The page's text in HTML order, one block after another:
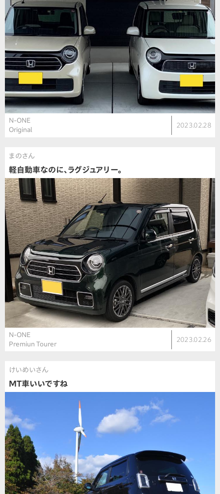
N-ONE
Original
2023.02.28
まのさん
軽自動車なのに、ラグジュアリー。
N-ONE
Premiun Tourer
2023.02.26
けいめいさん
MT車いいですね